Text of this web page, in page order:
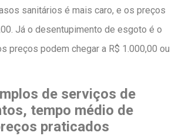
sanitários é mais caro, e os preços
Já o desentupimento de esgoto é o
preços podem chegar a R$ 1.000,00 ou
de serviços de
tempo médio de
praticados